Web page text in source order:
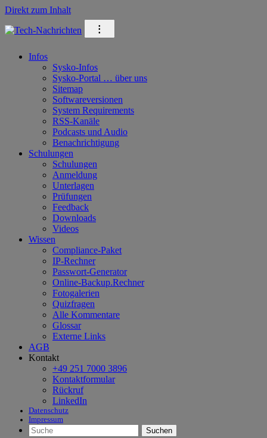
Direkt zum Inhalt
⁝
Infos
Sysko-Infos
Sysko-Portal … über uns
Sitemap
Softwareversionen
System Requirements
RSS-Kanäle
Podcasts und Audio
Benachrichtigung
Schulungen
Schulungen
Anmeldung
Unterlagen
Prüfungen
Feedback
Downloads
Videos
Wissen
Compliance-Paket
IP-Rechner
Passwort-Generator
Online-Backup.Rechner
Fotogalerien
Quizfragen
Alle Kommentare
Glossar
Externe Links
AGB
Kontakt
+49 251 7000 3896
Kontaktformular
Rückruf
LinkedIn
Datenschutz
Impressum
Suchen